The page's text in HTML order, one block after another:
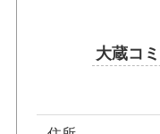
大蔵コ